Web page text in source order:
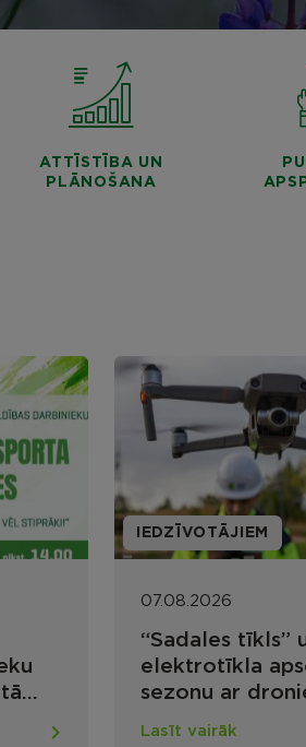
ATTĪSTĪBA UN
PLĀNOŠANA
IEDZĪVOTĀJIEM
07.08.2026
“Sadales tīkls”
elektrotīkla
sezonu ar
Lasīt vairāk